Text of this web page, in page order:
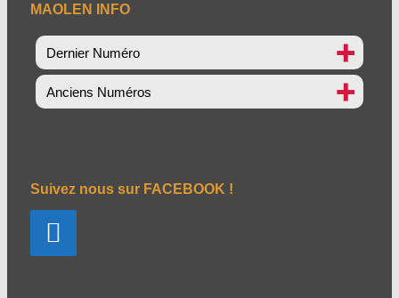
MAOLEN INFO
Dernier Numéro
Anciens Numéros
Suivez nous sur FACEBOOK !